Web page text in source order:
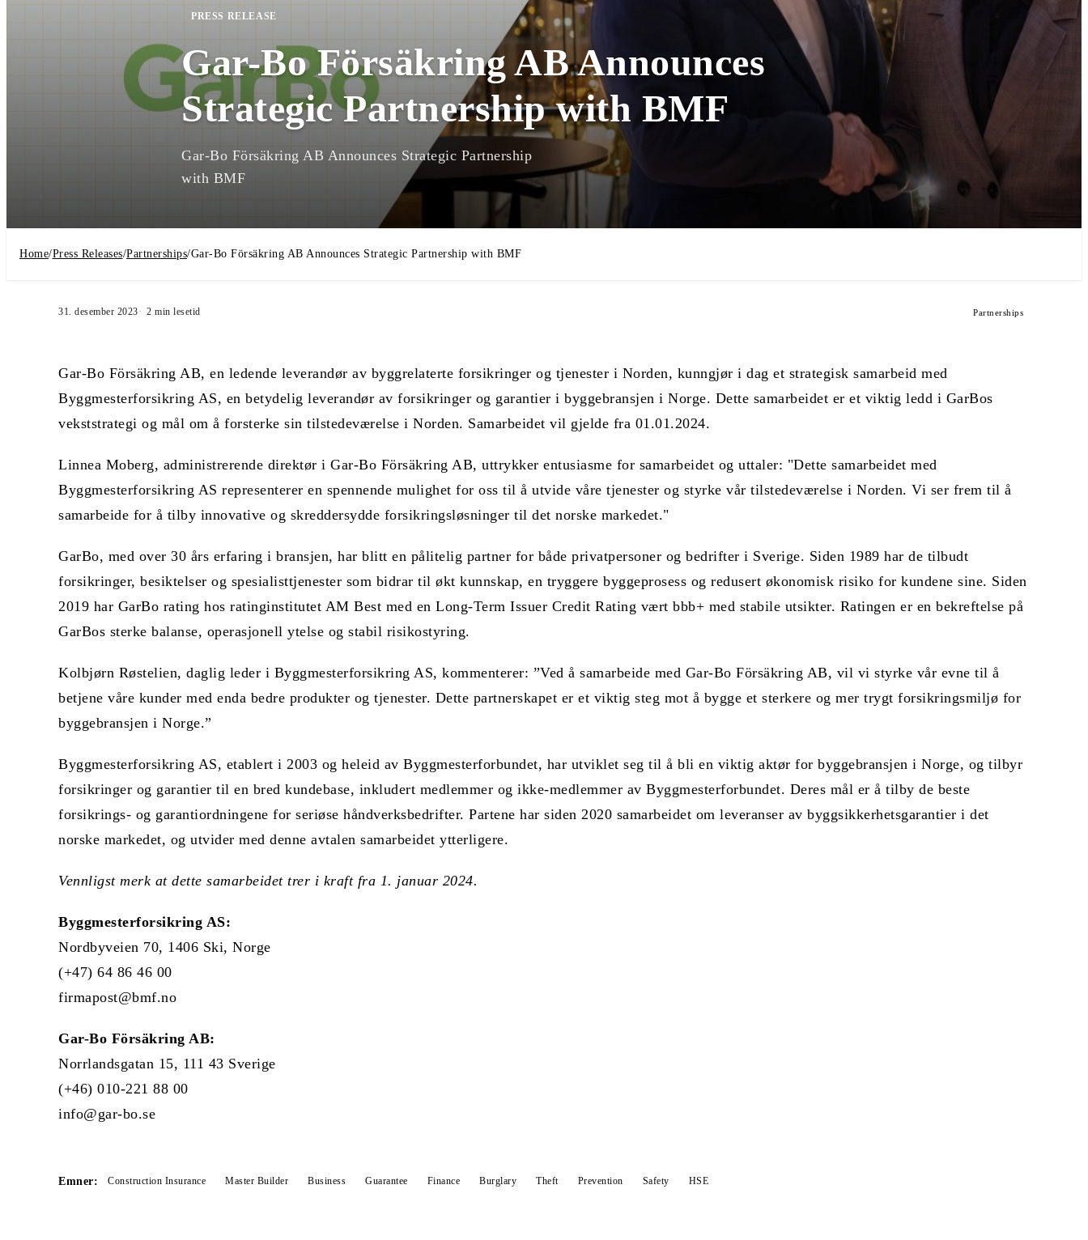
PRESS RELEASE
Gar-Bo Försäkring AB Announces
Strategic Partnership with BMF
Gar-Bo Försäkring AB Announces Strategic Partnership
with BMF
Home/Press Releases/Partnerships/Gar-Bo Försäkring AB Announces Strategic Partnership with BMF
31. desember 2023 2 min lesetid Partnerships
Gar-Bo Försäkring AB, en ledende leverandør av byggrelaterte forsikringer og tjenester i Norden, kunngjør i dag et strategisk samarbeid med
Byggmesterforsikring AS, en betydelig leverandør av forsikringer og garantier i byggebransjen i Norge. Dette samarbeidet er et viktig ledd i GarBos
vekststrategi og mål om å forsterke sin tilstedeværelse i Norden. Samarbeidet vil gjelde fra 01.01.2024.
Linnea Moberg, administrerende direktør i Gar-Bo Försäkring AB, uttrykker entusiasme for samarbeidet og uttaler: "Dette samarbeidet med
Byggmesterforsikring AS representerer en spennende mulighet for oss til å utvide våre tjenester og styrke vår tilstedeværelse i Norden. Vi ser frem til å
samarbeide for å tilby innovative og skreddersydde forsikringsløsninger til det norske markedet."
GarBo, med over 30 års erfaring i bransjen, har blitt en pålitelig partner for både privatpersoner og bedrifter i Sverige. Siden 1989 har de tilbudt
forsikringer, besiktelser og spesialisttjenester som bidrar til økt kunnskap, en tryggere byggeprosess og redusert økonomisk risiko for kundene sine. Siden
2019 har GarBo rating hos ratinginstitutet AM Best med en Long-Term Issuer Credit Rating vært bbb+ med stabile utsikter. Ratingen er en bekreftelse på
GarBos sterke balanse, operasjonell ytelse og stabil risikostyring.
Kolbjørn Røstelien, daglig leder i Byggmesterforsikring AS, kommenterer: ”Ved å samarbeide med Gar-Bo Försäkring AB, vil vi styrke vår evne til å
betjene våre kunder med enda bedre produkter og tjenester. Dette partnerskapet er et viktig steg mot å bygge et sterkere og mer trygt forsikringsmiljø for
byggebransjen i Norge.”
Byggmesterforsikring AS, etablert i 2003 og heleid av Byggmesterforbundet, har utviklet seg til å bli en viktig aktør for byggebransjen i Norge, og tilbyr
forsikringer og garantier til en bred kundebase, inkludert medlemmer og ikke-medlemmer av Byggmesterforbundet. Deres mål er å tilby de beste
forsikrings- og garantiordningene for seriøse håndverksbedrifter. Partene har siden 2020 samarbeidet om leveranser av byggsikkerhetsgarantier i det
norske markedet, og utvider med denne avtalen samarbeidet ytterligere.
Vennligst merk at dette samarbeidet trer i kraft fra 1. januar 2024.
Byggmesterforsikring AS:
Nordbyveien 70, 1406 Ski, Norge
(+47) 64 86 46 00
firmapost@bmf.no
Gar-Bo Försäkring AB:
Norrlandsgatan 15, 111 43 Sverige
(+46) 010-221 88 00
info@gar-bo.se
Emner: Construction Insurance Master Builder Business Guarantee Finance Burglary Theft Prevention Safety HSE